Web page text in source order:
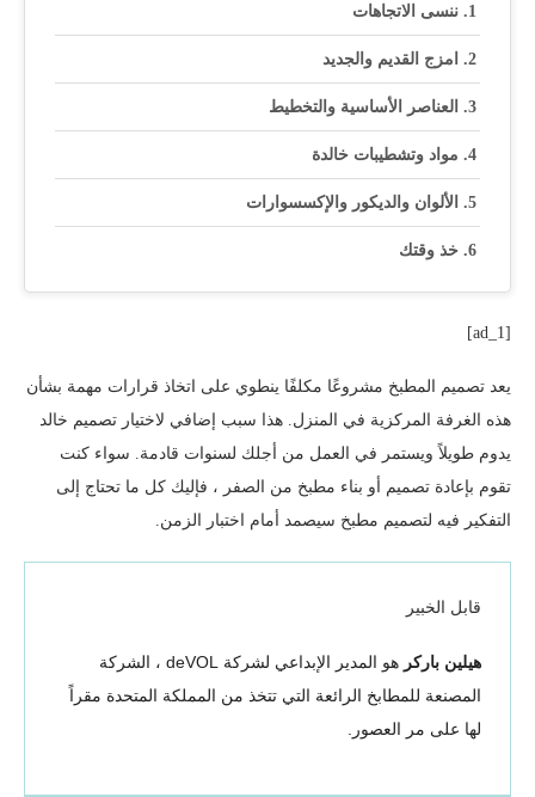
ننسى الاتجاهات
امزج القديم والجديد
العناصر الأساسية والتخطيط
مواد وتشطيبات خالدة
الألوان والديكور والإكسسوارات
خذ وقتك
[ad_1]
يعد تصميم المطبخ مشروعًا مكلفًا ينطوي على اتخاذ قرارات مهمة بشأن
هذه الغرفة المركزية في المنزل. هذا سبب إضافي لاختيار تصميم خالد
يدوم طويلاً ويستمر في العمل من أجلك لسنوات قادمة. سواء كنت
تقوم بإعادة تصميم أو بناء مطبخ من الصفر ، فإليك كل ما تحتاج إلى
التفكير فيه لتصميم مطبخ سيصمد أمام اختبار الزمن.
قابل الخبير
هيلين باركر
هو المدير الإبداعي لشركة deVOL ، الشركة
المصنعة للمطابخ الرائعة التي تتخذ من المملكة المتحدة مقراً
لها على مر العصور.